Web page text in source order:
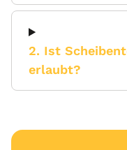
2. Ist
erlaubt?